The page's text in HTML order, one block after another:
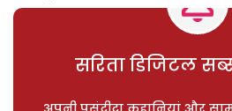
सरिता डिजिटल